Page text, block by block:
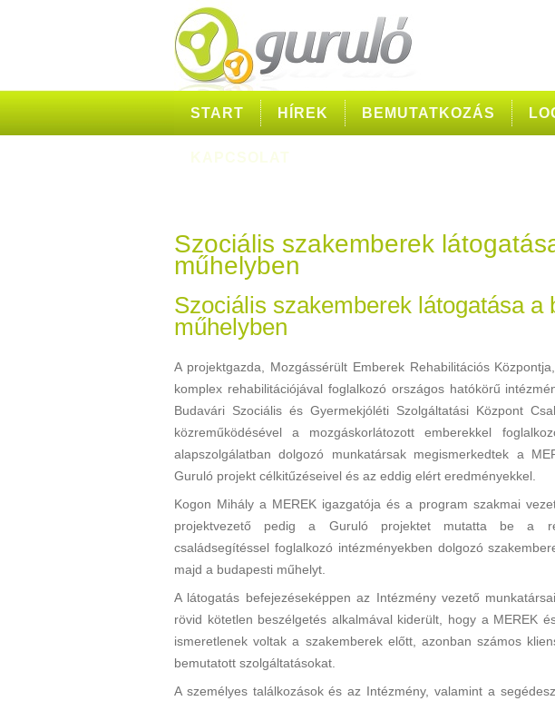
START HÍREK BEMUTATKOZÁS
KAPCSOLAT
Szociális szakemberek
műhelyben
Szociális szakemberek látogatása a
műhelyben
A projektgazda, Mozgássérült Emberek Rehabilitációs
komplex rehabilitációjával foglalkozó országos hatókörű
Budavári Szociális és Gyermekjóléti Szolgáltatási Központ
közreműködésével a mozgáskorlátozott emberekkel
alapszolgálatban dolgozó munkatársak megismerkedtek a
Guruló projekt célkitűzéseivel és az eddig elért eredményekkel.
Kogon Mihály a MEREK igazgatója és a program szakmai
projektvezető pedig a Guruló projektet mutatta be a
családsegítéssel foglalkozó intézményekben dolgozó
majd a budapesti műhelyt.
A látogatás befejezéseképpen az Intézmény vezető
rövid kötetlen beszélgetés alkalmával kiderült, hogy a MEREK
ismeretlenek voltak a szakemberek előtt, azonban számos
bemutatott szolgáltatásokat.
A személyes találkozások és az Intézmény, valamint a